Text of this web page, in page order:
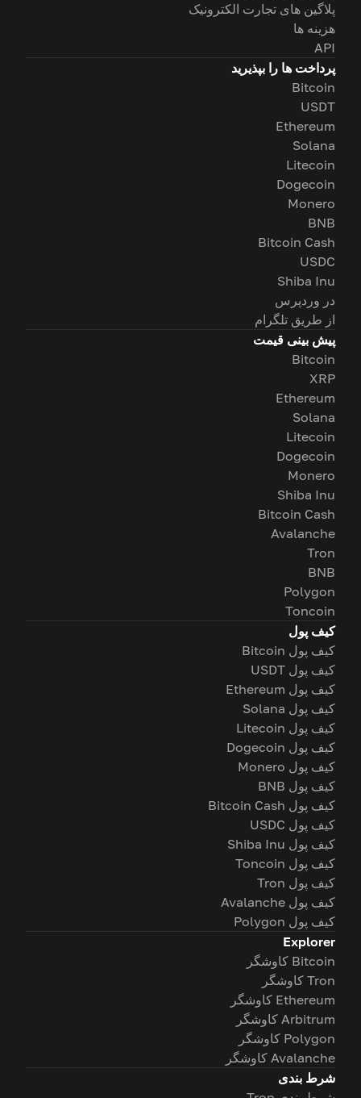
پلاگین های تجارت الکترونیک
هزینه ها
API
پرداخت ها را بپذیرید
Bitcoin
USDT
Ethereum
Solana
Litecoin
Dogecoin
Monero
BNB
Bitcoin Cash
USDC
Shiba Inu
در وردپرس
از طریق تلگرام
پیش بینی قیمت
Bitcoin
XRP
Ethereum
Solana
Litecoin
Dogecoin
Monero
Shiba Inu
Bitcoin Cash
Avalanche
Tron
BNB
Polygon
Toncoin
کیف پول
کیف پول Bitcoin
کیف پول USDT
کیف پول Ethereum
کیف پول Solana
کیف پول Litecoin
کیف پول Dogecoin
کیف پول Monero
کیف پول BNB
کیف پول Bitcoin Cash
کیف پول USDC
کیف پول Shiba Inu
کیف پول Toncoin
کیف پول Tron
کیف پول Avalanche
کیف پول Polygon
Explorer
Bitcoin کاوشگر
Tron کاوشگر
Ethereum کاوشگر
Arbitrum کاوشگر
Polygon کاوشگر
Avalanche کاوشگر
شرط بندی